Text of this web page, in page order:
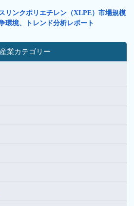
リンクポリエチレン（XLPE）市場規模
環境、トレンド分析レポート
産業カテゴリー